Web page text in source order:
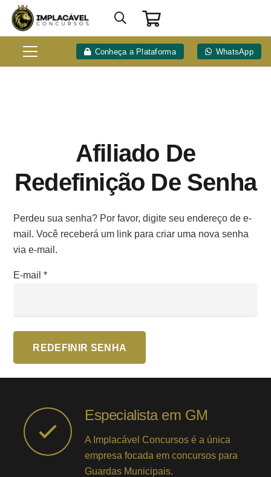
Conheça a Plataforma WhatsApp
Afiliado De
Redefinição De Senha
Perdeu sua senha? Por favor, digite seu endereço de e-
mail. Você receberá um link para criar uma nova senha
via e-mail.
E-mail*
REDEFINIR SENHA
Especialista em GM
A Implacável Concursos é a única
empresa focada em concursos para
Guardas Municipais.